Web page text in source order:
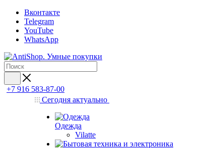
Вконтакте
Telegram
YouTube
WhatsApp
+7 916 583-87-00
Сегодня актуально
Одежда
Vilatte